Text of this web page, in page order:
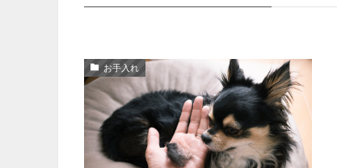
お手入れ